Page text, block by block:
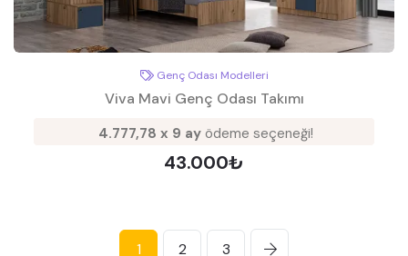
Genç Odası Modelleri
Viva Mavi Genç Odası Takımı
4.777,78 x 9 ayödeme seçeneği!
43.000₺
1 2 3